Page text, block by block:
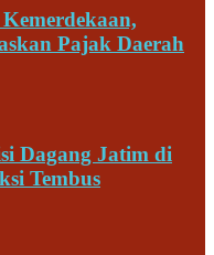
Pajak Daerah
Dagang Jatim di
Tembus